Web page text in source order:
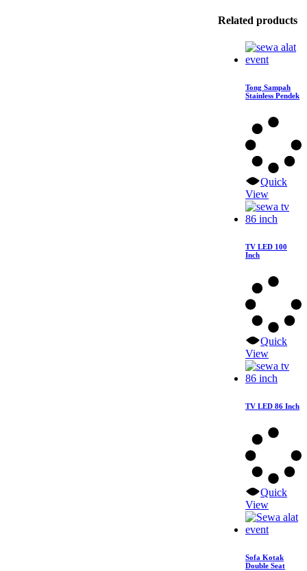
Related products
Tong Sampah
Stainless Pendek
Quick
View
TV LED 100
Inch
Quick
View
TV LED 86 Inch
Quick
View
Sofa Kotak
Double Seat